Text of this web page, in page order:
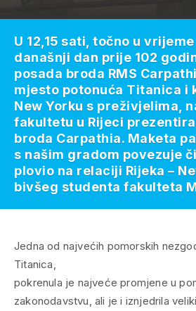
Jedna od najvećih pomorskih
Titanica,
pokrenula je najveće promjene u
zakonodavstvu, ali je i iznjedrila veliki
U 12,15 sati, točno u
današnji dan prije 102
posada broda RMS
mjesto potonuća Titanica i
New Yorku s preživjelima,
fakultetu u Rijeci
broda Carpathia. Maketa
s našim gradom povezuje
plovio na relaciji Rijeka –
bivšeg studenta fakulteta